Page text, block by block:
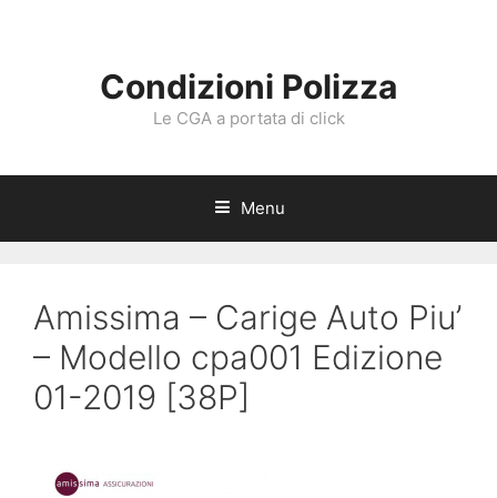
Condizioni Polizza
Le CGA a portata di click
Menu
Amissima – Carige Auto Piu’
– Modello cpa001 Edizione
01-2019 [38P]